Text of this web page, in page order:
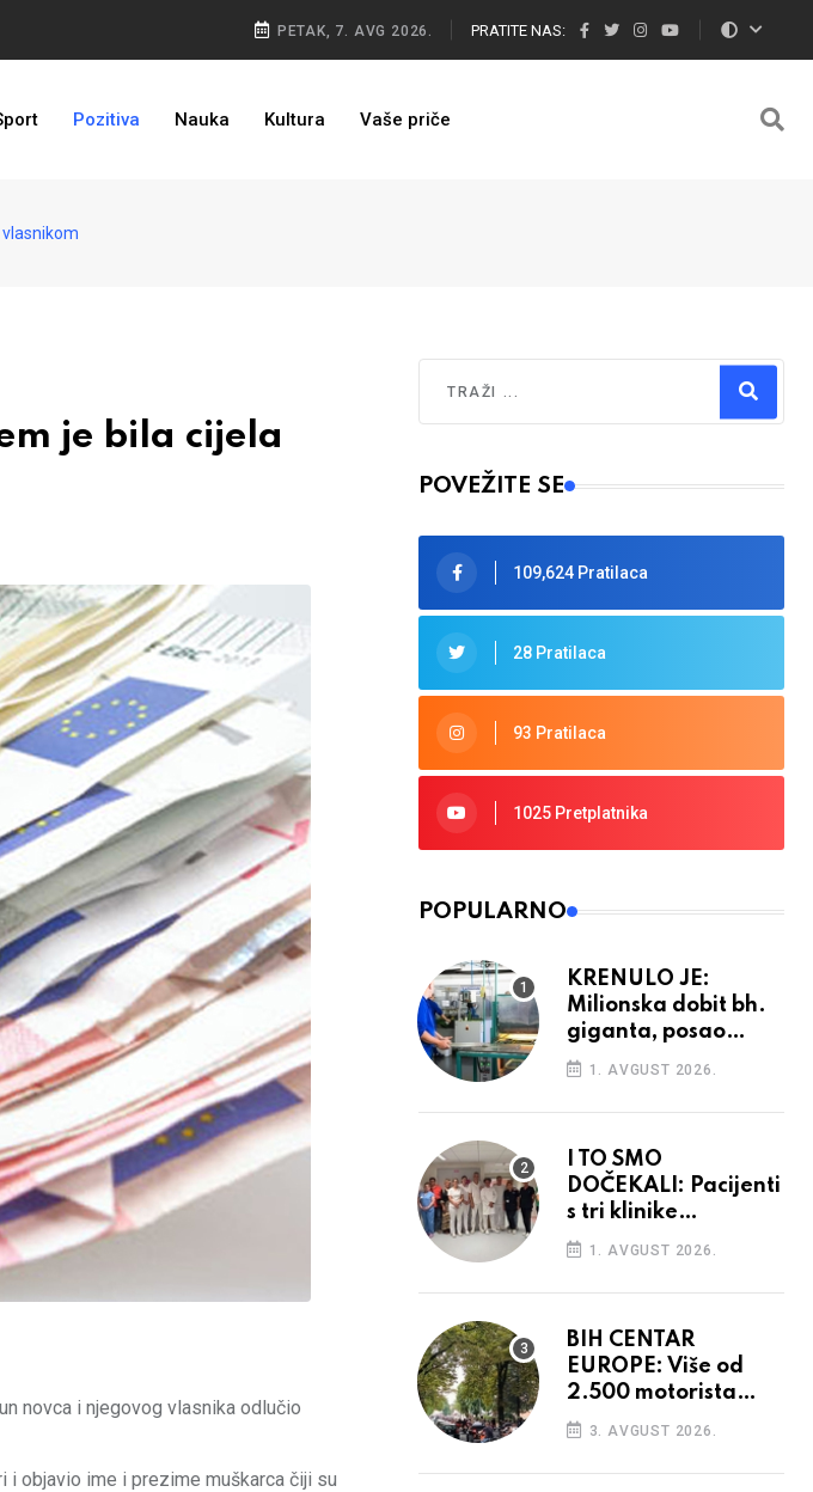
PETAK, 7. AVG 2026. PRATITE NAS:
Pozitiva Nauka Kultura Vaše priče
vlasnikom
je bila cijela
novca i njegovog vlasnika odlučio
i objavio ime i prezime muškarca čiji su
Type 2 or more characters for results.
POVEŽITE SE
109,624 Pratilaca
28 Pratilaca
93 Pratilaca
1025 Pretplatnika
POPULARNO
KRENULO JE:
Milionska dobit bh.
giganta, posao
ponovno cvjeta
1. AVGUST 2026.
I TO SMO
DOČEKALI: Pacijenti
s tri klinike
preseljeni u nove
prostore
1. AVGUST 2026.
BIH CENTAR
EUROPE: Više od
2.500 motorista
defiliralo gradom
3. AVGUST 2026.